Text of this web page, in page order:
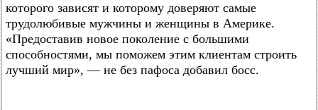
которого зависят и которому доверяют самые
трудолюбивые мужчины и женщины в Америке.
«Предоставив новое поколение с большими
способностями, мы поможем этим клиентам строить
лучший мир», — не без пафоса добавил босс.